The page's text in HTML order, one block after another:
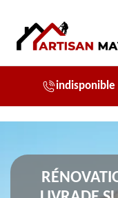
indisponible